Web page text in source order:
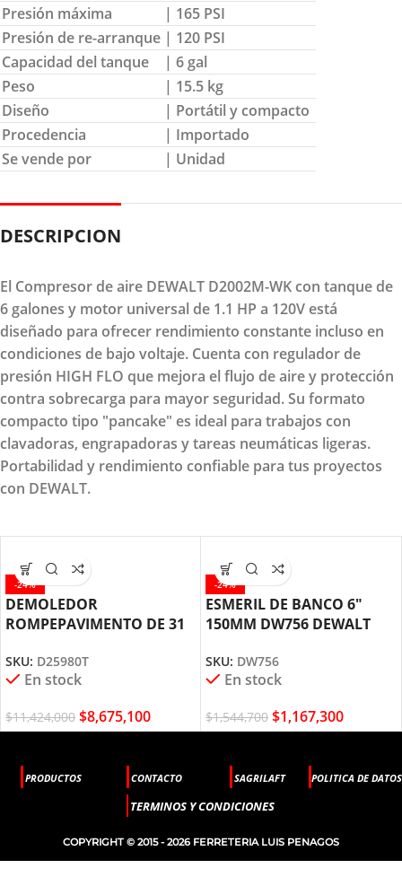
Presión máxima
| 165 PSI
Presión de re-arranque | 120 PSI
Capacidad del tanque
| 6 gal
Peso
| 15.5 kg
Diseño
| Portátil y compacto
Procedencia
| Importado
Se vende por
| Unidad
DESCRIPCION
El Compresor de aire DEWALT D2002M-WK con tanque de
6 galones y motor universal de 1.1 HP a 120V está
diseñado para ofrecer rendimiento constante incluso en
condiciones de bajo voltaje. Cuenta con regulador de
presión HIGH FLO que mejora el flujo de aire y protección
contra sobrecarga para mayor seguridad. Su formato
compacto tipo "pancake" es ideal para trabajos con
clavadoras, engrapadoras y tareas neumáticas ligeras.
Portabilidad y rendimiento confiable para tus proyectos
con DEWALT.
-24%
DEMOLEDOR
ROMPEPAVIMENTO DE 31
DEWALT
SKU: D25980T
En stock
$11,424,000 $8,675,100
-24%
ESMERIL DE BANCO 6″
150MM DW756 DEWALT
SKU: DW756
En stock
$1,544,700 $1,167,300
PRODUCTOS CONTACTO SAGRILAFT POLITICA DE DATOS
TERMINOS Y CONDICIONES
COPYRIGHT © 2015 - 2026 FERRETERIA LUIS PENAGOS